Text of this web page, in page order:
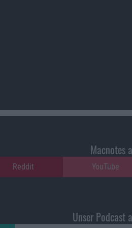
Macnotes
Reddit YouTube
Unser Podcast